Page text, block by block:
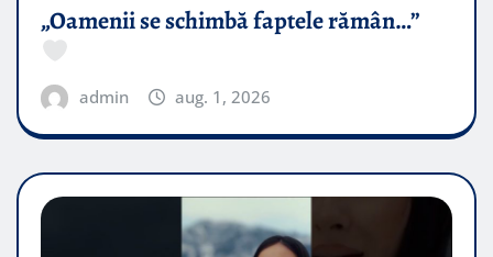
„Oamenii se schimbă faptele rămân…”
admin aug. 1, 2026